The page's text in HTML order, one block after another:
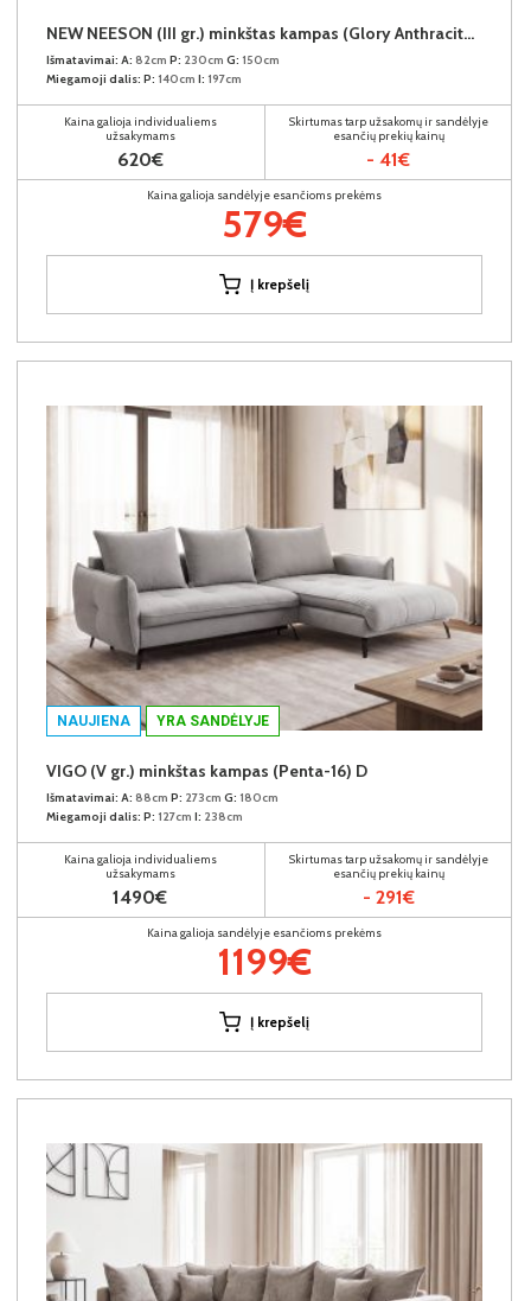
NEW NEESON (III gr.) minkštas kampas (Glory Anthracite-18)
Išmatavimai: A: 82cm P: 230cm G: 150cm
Miegamoji dalis: P: 140cm I: 197cm
Kaina galioja individualiems
užsakymams
620€
Skirtumas tarp užsakomų ir sandėlyje
esančių prekių kainų
- 41€
Kaina galioja sandėlyje esančioms prekėms
579€
Į krepšelį
NAUJIENA YRA SANDĖLYJE
VIGO (V gr.) minkštas kampas (Penta-16) D
Išmatavimai: A: 88cm P: 273cm G: 180cm
Miegamoji dalis: P: 127cm I: 238cm
Kaina galioja individualiems
užsakymams
1490€
Skirtumas tarp užsakomų ir sandėlyje
esančių prekių kainų
- 291€
Kaina galioja sandėlyje esančioms prekėms
1199€
Į krepšelį